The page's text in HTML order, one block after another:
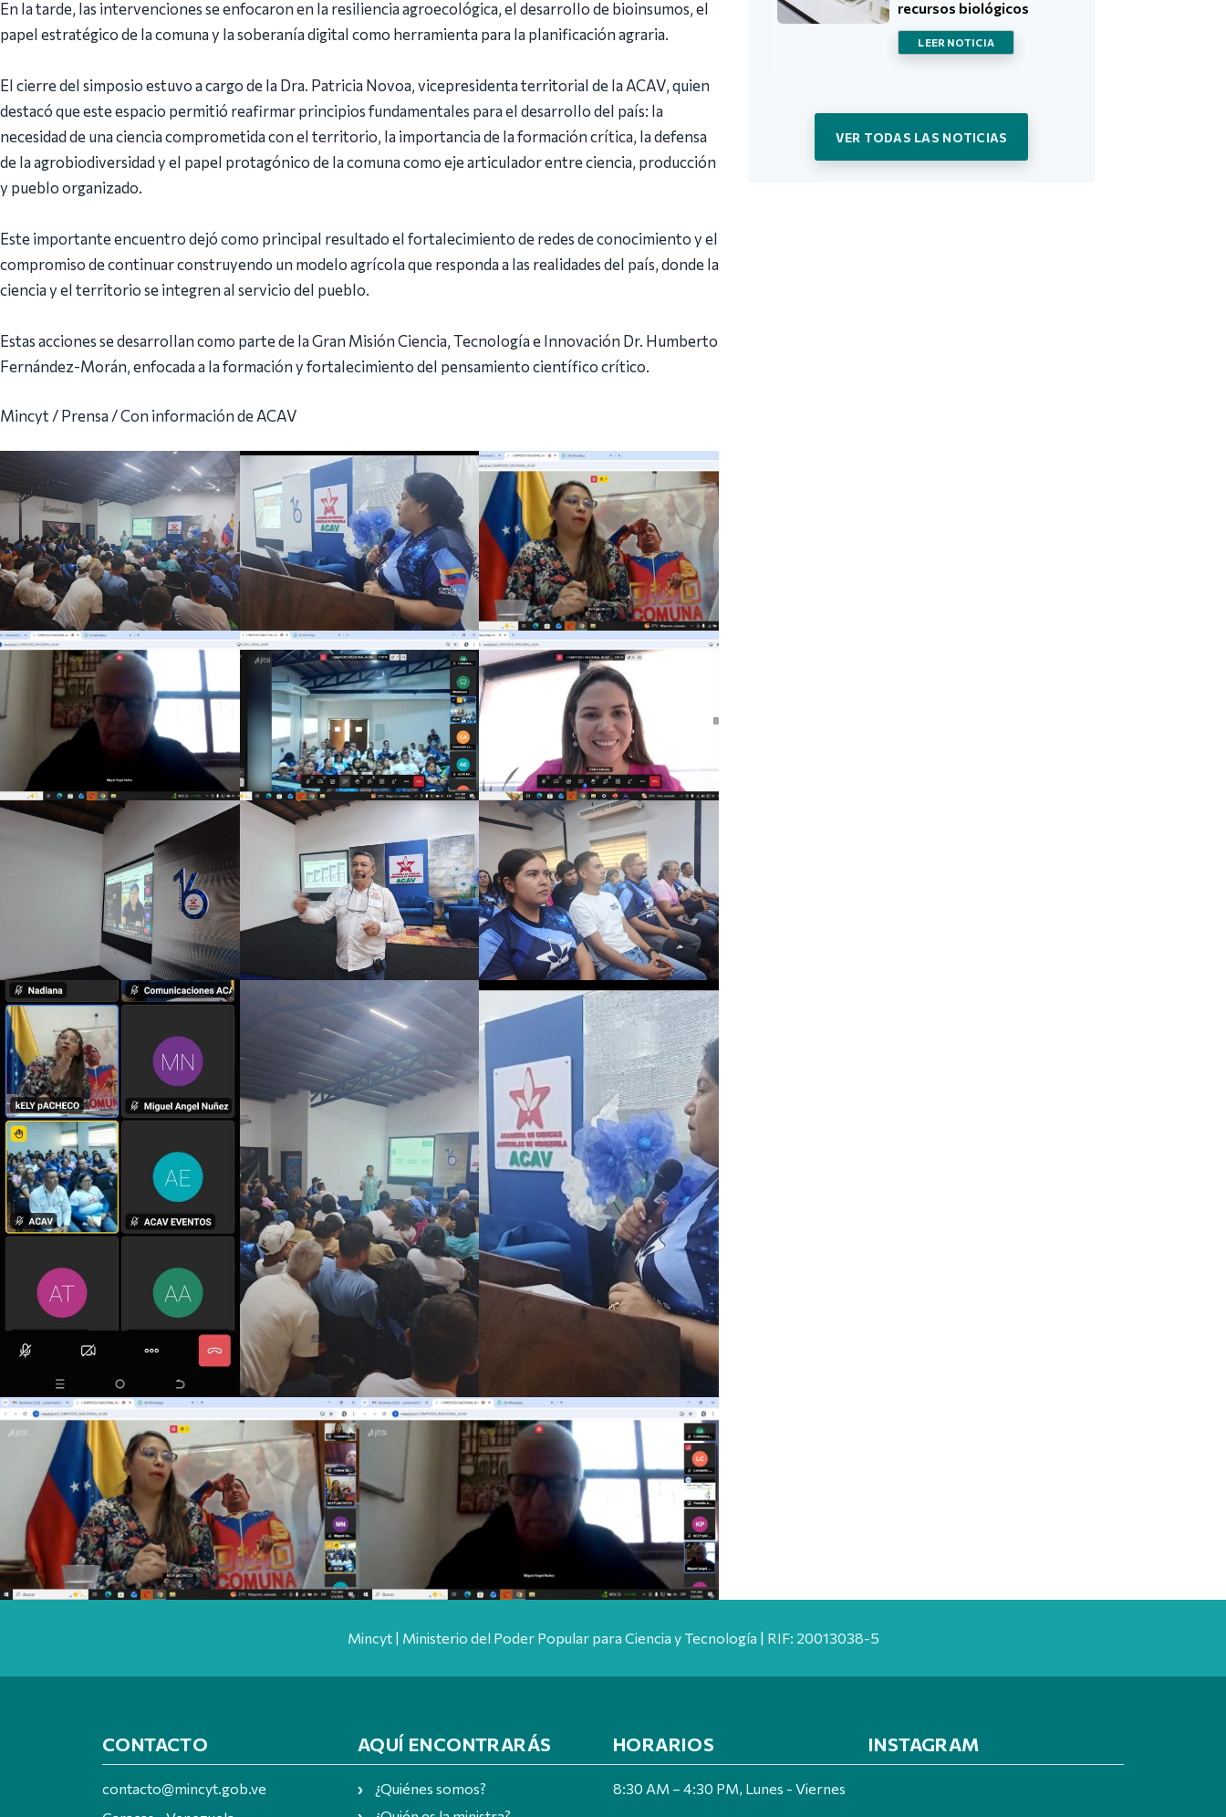
En la tarde, las intervenciones se enfocaron en la resiliencia agroecológica, el desarrollo de bioinsumos, el
papel estratégico de la comuna y la soberanía digital como herramienta para la planificación agraria.
El cierre del simposio estuvo a cargo de la Dra. Patricia Novoa, vicepresidenta territorial de la ACAV, quien
destacó que este espacio permitió reafirmar principios fundamentales para el desarrollo del país: la
necesidad de una ciencia comprometida con el territorio, la importancia de la formación crítica, la defensa
de la agrobiodiversidad y el papel protagónico de la comuna como eje articulador entre ciencia, producción
y pueblo organizado.
Este importante encuentro dejó como principal resultado el fortalecimiento de redes de conocimiento y el
compromiso de continuar construyendo un modelo agrícola que responda a las realidades del país, donde la
ciencia y el territorio se integren al servicio del pueblo.
Estas acciones se desarrollan como parte de la Gran Misión Ciencia, Tecnología e Innovación Dr. Humberto
Fernández-Morán, enfocada a la formación y fortalecimiento del pensamiento científico crítico.
Mincyt / Prensa / Con información de ACAV
recursos biológicos
LEER NOTICIA
VER TODAS LAS NOTICIAS
Mincyt | Ministerio del Poder Popular para Ciencia y Tecnología | RIF: 20013038-5
CONTACTO
contacto@mincyt.gob.ve
AQUÍ ENCONTRARÁS
¿Quiénes somos?
HORARIOS
8:30 AM – 4:30 PM, Lunes - Viernes
INSTAGRAM